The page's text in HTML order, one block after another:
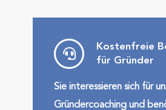
Kostenfreie
für Gründer
Sie interessieren sich für
Gründercoaching und